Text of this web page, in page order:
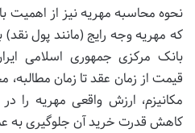
نحوه محاسبه مهریه نیز از اهمیت
که مهریه وجه رایج (مانند پول
بانک مرکزی جمهوری اسلامی
قیمت از زمان عقد تا زمان
مکانیزم، ارزش واقعی مهریه را
کاهش قدرت خرید آن جلوگیری به